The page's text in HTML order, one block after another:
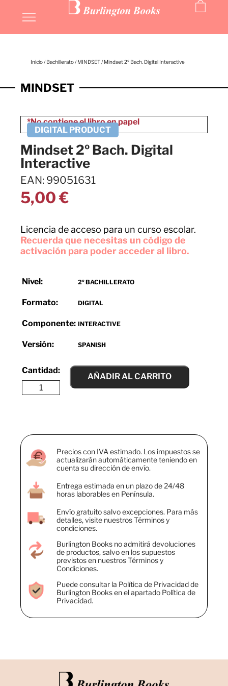
Inicio/ Bachillerato/ MINDSET/ Mindset 2º Bach. Digital Interactive
MINDSET
Mindset 2º Bach. Digital
Interactive
EAN: 99051631
5,00€
Licencia de acceso para un curso escolar.
Recuerda que necesitas un código de
activación para poder acceder al libro.
Nivel: 2º BACHILLERATO
Formato: DIGITAL
Componente: INTERACTIVE
Versión: SPANISH
AÑADIR AL CARRITO
Precios con IVA estimado. Los impuestos se
actualizarán automáticamente teniendo en
cuenta su dirección de envío.
Entrega estimada en un plazo de 24/48
horas laborables en Península.
Envío gratuito salvo excepciones. Para más
detalles, visite nuestros Términos y
condiciones.
Burlington Books no admitirá devoluciones
de productos, salvo en los supuestos
previstos en nuestros Términos y
Condiciones.
Puede consultar la Política de Privacidad de
Burlington Books en el apartado Política de
Privacidad.